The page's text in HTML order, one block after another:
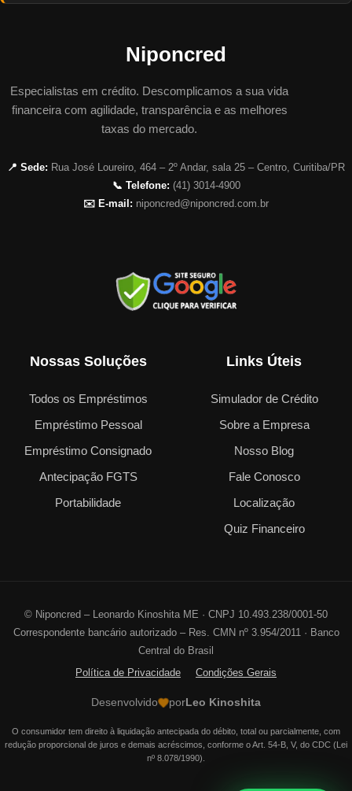
Niponcred
Especialistas em crédito. Descomplicamos a sua vida
financeira com agilidade, transparência e as melhores
taxas do mercado.
📍 Sede: Rua José Loureiro, 464 – 2º Andar, sala 25 – Centro, Curitiba/PR
📞 Telefone: (41) 3014-4900
✉️ E-mail: niponcred@niponcred.com.br
Nossas Soluções
Todos os Empréstimos
Empréstimo Pessoal
Empréstimo Consignado
Antecipação FGTS
Portabilidade
Links Úteis
Simulador de Crédito
Sobre a Empresa
Nosso Blog
Fale Conosco
Localização
Quiz Financeiro
© Niponcred – Leonardo Kinoshita ME · CNPJ 10.493.238/0001-50
Correspondente bancário autorizado – Res. CMN nº 3.954/2011 · Banco
Central do Brasil
Política de Privacidade
Condições Gerais
Desenvolvido por Leo Kinoshita
O consumidor tem direito à liquidação antecipada do débito, total ou parcialmente, com
redução proporcional de juros e demais acréscimos, conforme o Art. 54-B, V, do CDC (Lei
nº 8.078/1990).